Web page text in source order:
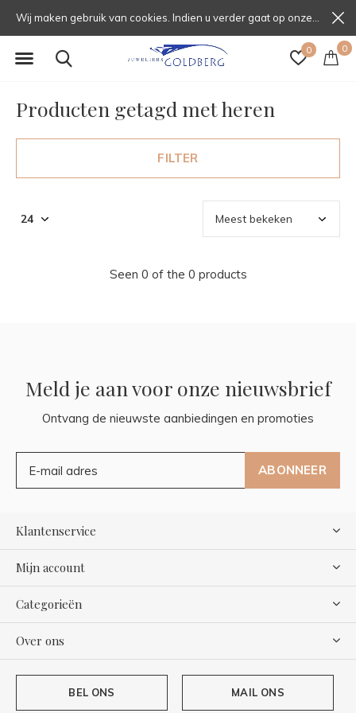
0 0
Producten getagd met heren
FILTER
Seen 0 of the 0 products
Meld je aan voor onze nieuwsbrief
Ontvang de nieuwste aanbiedingen en promoties
ABONNEER
Klantenservice
Mijn account
Categorieën
Over ons
BEL ONS MAIL ONS